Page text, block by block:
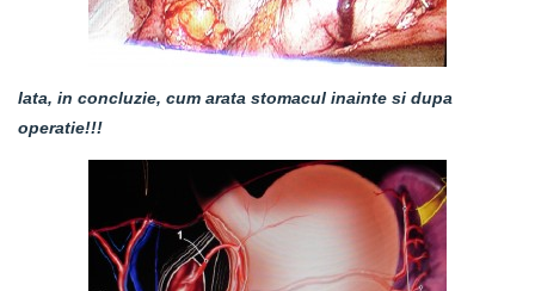
Iata, in concluzie, cum arata stomacul inainte si dupa
operatie!!!